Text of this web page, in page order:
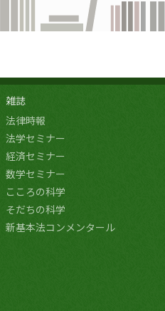
雑誌
法律時報
法学セミナー
経済セミナー
数学セミナー
こころの科学
そだちの科学
新基本法コンメンタール